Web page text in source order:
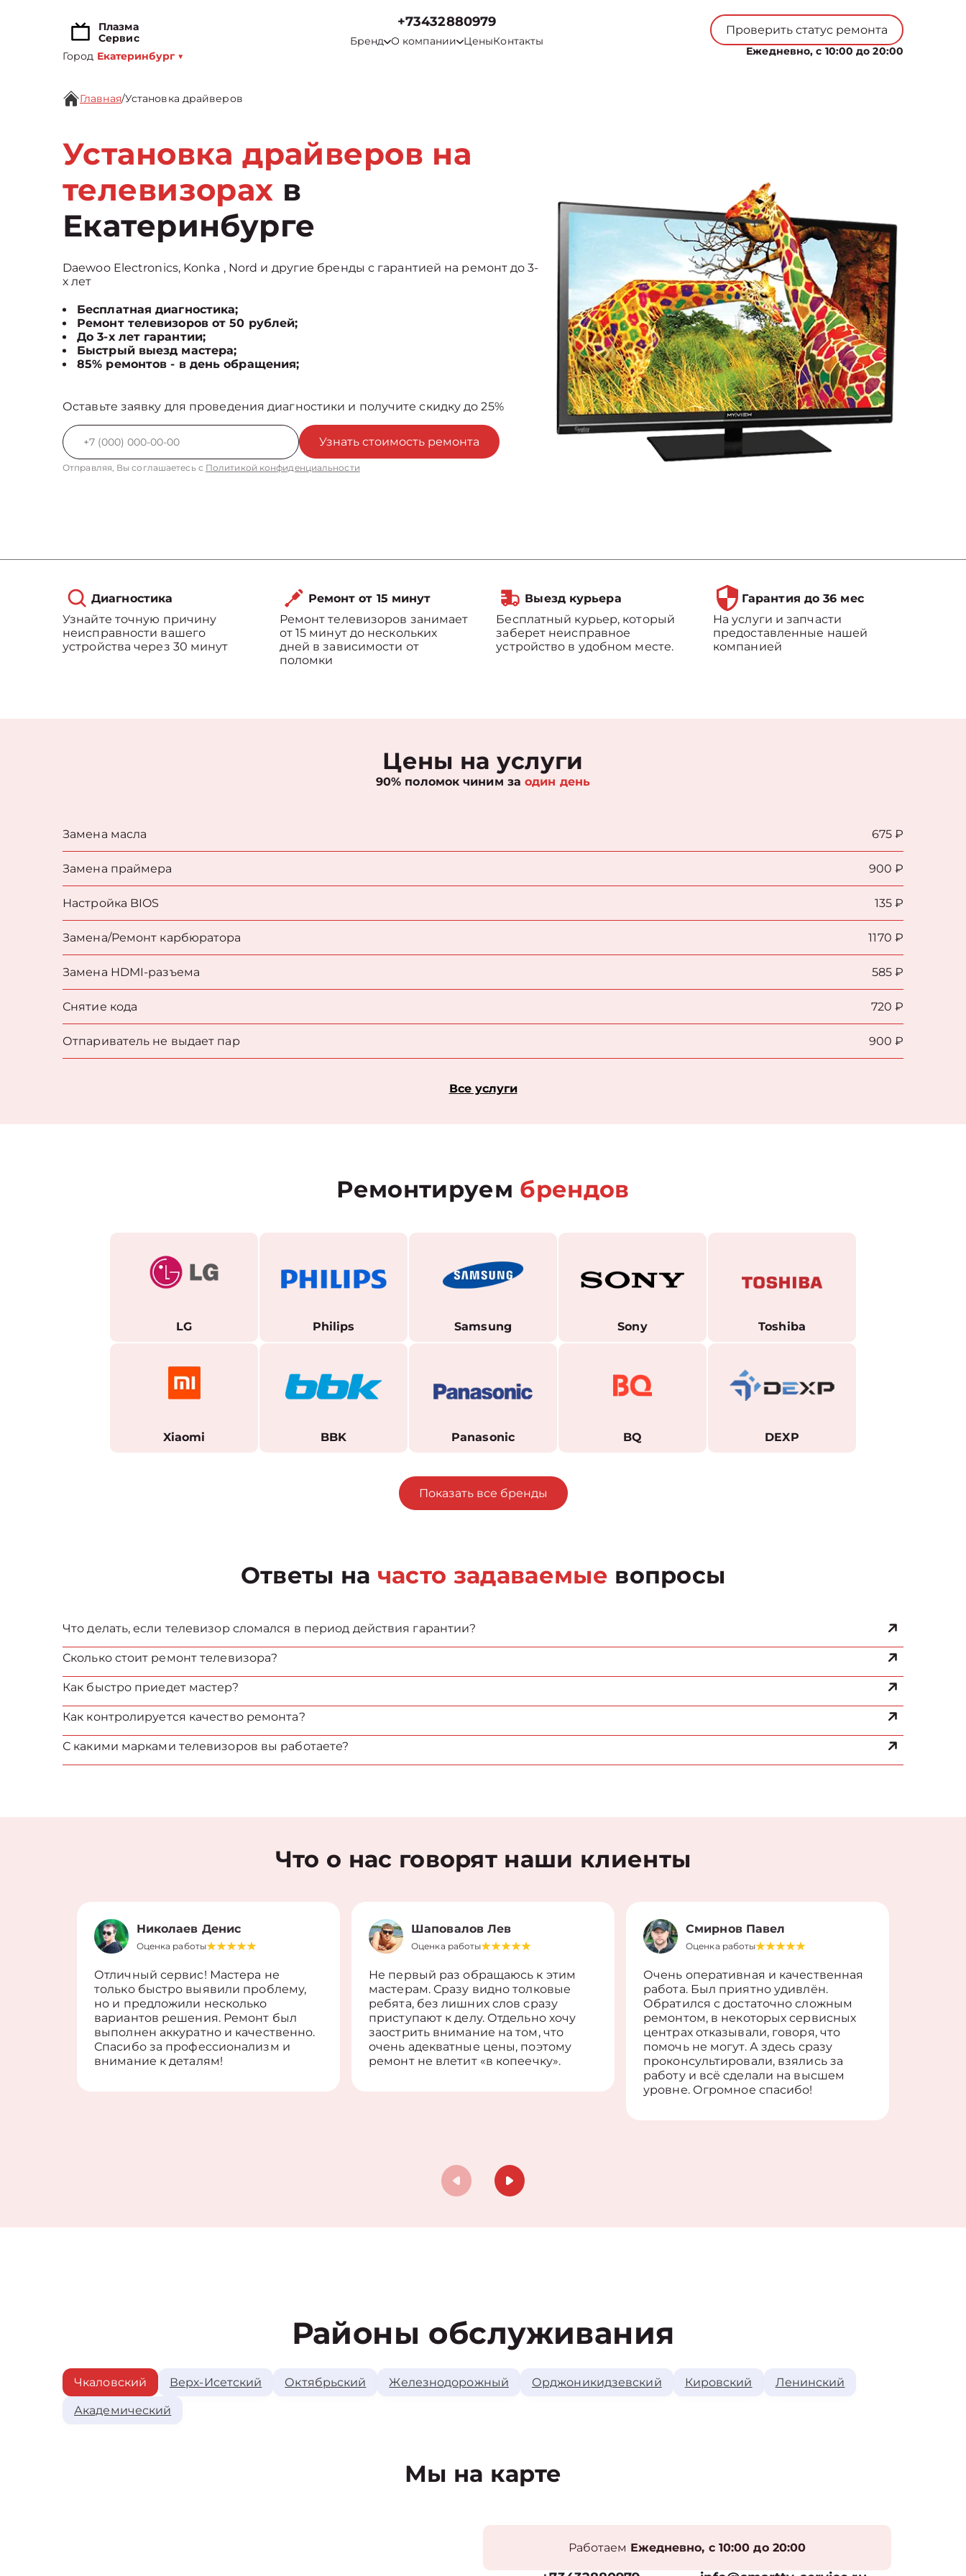
Плазма
Сервис
Город Екатеринбург ▼
+73432880979
Бренд О компании ЦеныКонтакты
Проверить статус ремонта
Ежедневно, с 10:00 до 20:00
Главная/Установка драйверов
Установка драйверов на
телевизорах в
Екатеринбурге
Daewoo Electronics, Konka , Nord и другие бренды с гарантией на ремонт до 3-
х лет
Бесплатная диагностика;
Ремонт телевизоров от 50 рублей;
До 3-х лет гарантии;
Быстрый выезд мастера;
85% ремонтов - в день обращения;
Оставьте заявку для проведения диагностики и получите скидку до 25%
Узнать стоимость ремонта
Отправляя, Вы соглашаетесь с Политикой конфиденциальности
Диагностика
Узнайте точную причину
неисправности вашего
устройства через 30 минут
Ремонт от 15 минут
Ремонт телевизоров занимает
от 15 минут до нескольких
дней в зависимости от
поломки
Выезд курьера
Бесплатный курьер, который
заберет неисправное
устройство в удобном месте.
Гарантия до 36 мес
На услуги и запчасти
предоставленные нашей
компанией
Цены на услуги
90% поломок чиним заодин день
Замена масла 675 ₽
Замена праймера 900 ₽
Настройка BIOS 135 ₽
Замена/Pемонт карбюратора 1170 ₽
Замена HDMI-разъема 585 ₽
Снятие кода 720 ₽
Отпариватель не выдает пар 900 ₽
Все услуги
Ремонтируем брендов
LG Philips Samsung Sony Toshiba
Xiaomi BBK Panasonic BQ DEXP
Показать все бренды
Ответы на часто задаваемые вопросы
Что делать, если телевизор сломался в период действия гарантии?
Сколько стоит ремонт телевизора?
Как быстро приедет мастер?
Как контролируется качество ремонта?
С какими марками телевизоров вы работаете?
Что о нас говорят наши клиенты
Николаев Денис
Оценка работы
Отличный сервис! Мастера не
только быстро выявили проблему,
но и предложили несколько
вариантов решения. Ремонт был
выполнен аккуратно и качественно.
Спасибо за профессионализм и
внимание к деталям!
Шаповалов Лев
Оценка работы
Не первый раз обращаюсь к этим
мастерам. Сразу видно толковые
ребята, без лишних слов сразу
приступают к делу. Отдельно хочу
заострить внимание на том, что
очень адекватные цены, поэтому
ремонт не влетит «в копеечку».
Смирнов Павел
Оценка работы
Очень оперативная и качественная
работа. Был приятно удивлён.
Обратился с достаточно сложным
ремонтом, в некоторых сервисных
центрах отказывали, говоря, что
помочь не могут. А здесь сразу
проконсультировали, взялись за
работу и всё сделали на высшем
уровне. Огромное спасибо!
Районы обслуживания
Чкаловский Верх-Исетский Октябрьский Железнодорожный Орджоникидзевский Кировский Ленинский
Академический
Мы на карте
Работаем Ежедневно, с 10:00 до 20:00